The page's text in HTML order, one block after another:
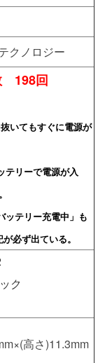
クノロジー
198回
いてもすぐに電源が
テリーで電源が入
ッテリー充電中」も
必ず出ている。
ク
高さ)11.3mm